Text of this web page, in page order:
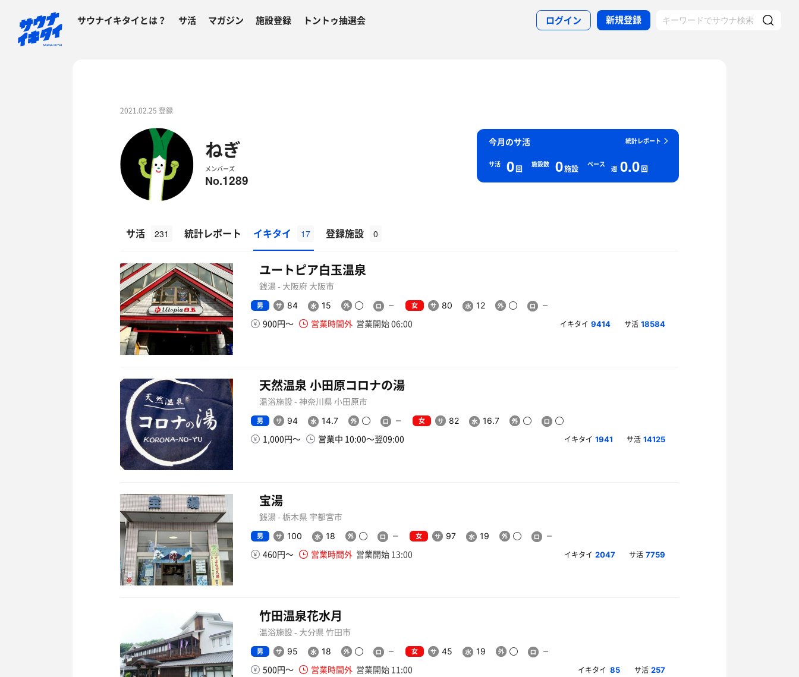
サウナイキタイとは？ サ活 マガジン 施設登録 トントゥ抽選会 ログイン 新規登録
2021.02.25 登録
ねぎ
メンバーズ
No.1289
統計レポート
今月のサ活
サ活 0回 施設数 0施設 ペース
週 0.0回
サ活 231 統計レポート イキタイ 17 登録施設 0
ユートピア白玉温泉
銭湯 - 大阪府 大阪市
男 84 15 女 80 12
900円〜 営業時間外 営業開始 06:00 イキタイ 9414 サ活 18584
天然温泉 小田原コロナの湯
温浴施設 - 神奈川県 小田原市
男 94 14.7 女 82 16.7
1,000円〜 営業中 10:00〜翌09:00 イキタイ 1941 サ活 14125
宝湯
銭湯 - 栃木県 宇都宮市
男 100 18 女 97 19
460円〜 営業時間外 営業開始 13:00 イキタイ 2047 サ活 7759
竹田温泉花水月
温浴施設 - 大分県 竹田市
男 95 18 女 45 19
500円〜 営業時間外 営業開始 11:00 イキタイ 85 サ活 257